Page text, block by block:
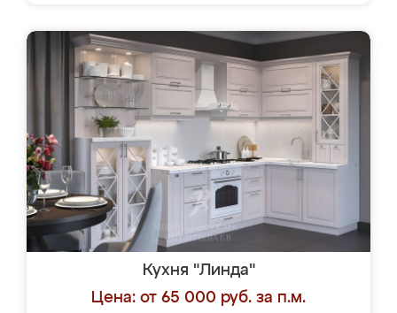
Кухня "Линда"
Цена: от 65 000 руб. за п.м.